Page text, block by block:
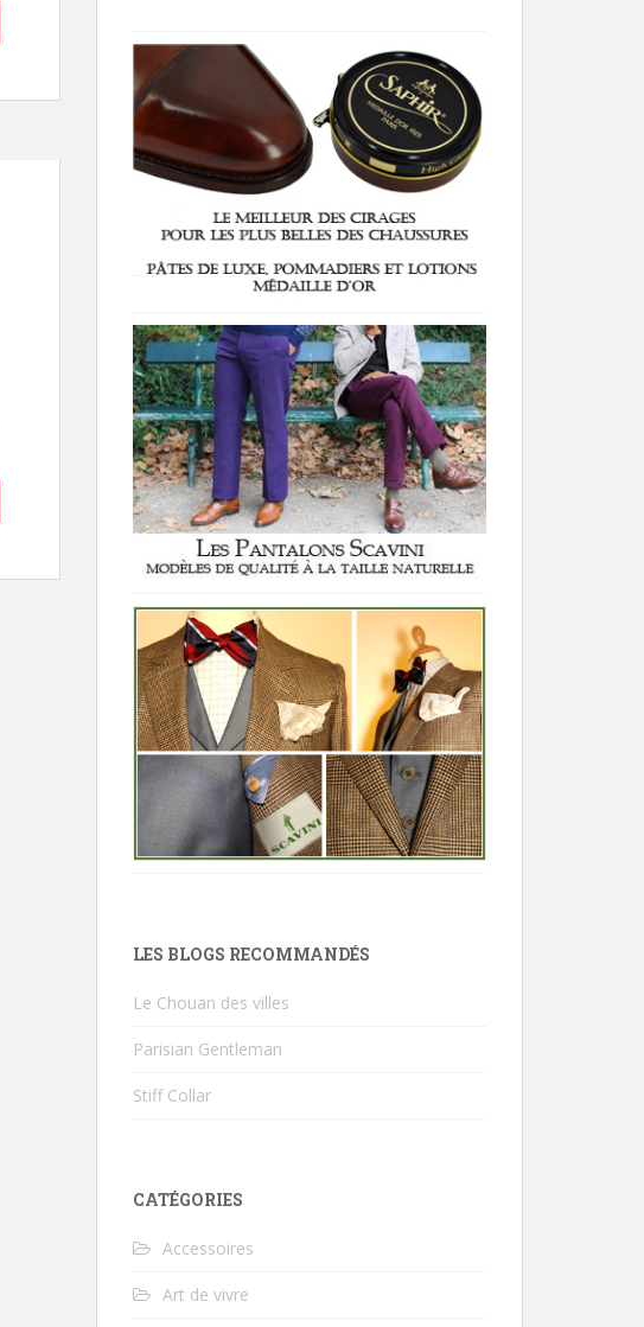
LES BLOGS RECOMMANDÉS
Le Chouan des villes
Parisian Gentleman
Stiff Collar
CATÉGORIES
Accessoires
Art de vivre